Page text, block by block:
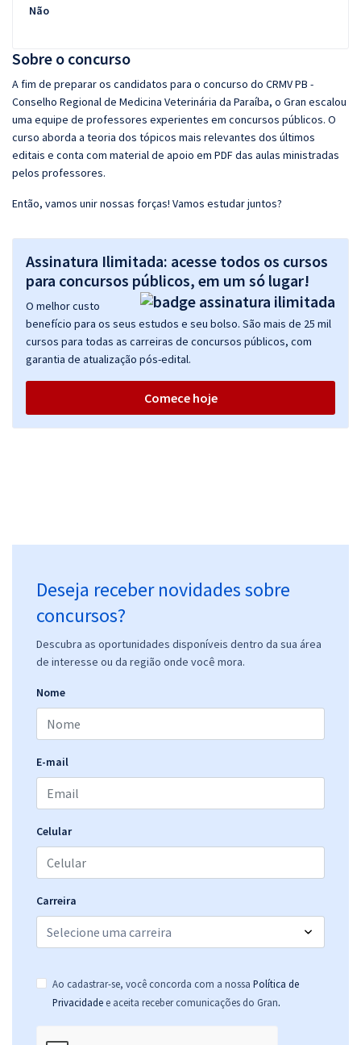
Sobre o concurso
A fim de preparar os candidatos para o concurso do CRMV PB -
Conselho Regional de Medicina Veterinária da Paraíba, o Gran escalou
uma equipe de professores experientes em concursos públicos. O
curso aborda a teoria dos tópicos mais relevantes dos últimos
editais e conta com material de apoio em PDF das aulas ministradas
pelos professores.
Então, vamos unir nossas forças! Vamos estudar juntos?
Assinatura Ilimitada: acesse todos os cursos
para concursos públicos, em um só lugar!
O melhor custo
benefício para os seus estudos e seu bolso. São mais de 25 mil
cursos para todas as carreiras de concursos públicos, com
garantia de atualização pós-edital.
Comece hoje
Deseja receber novidades sobre
concursos?
Descubra as oportunidades disponíveis dentro da sua área
de interesse ou da região onde você mora.
Nome
E-mail
Celular
Carreira
Ao cadastrar-se, você concorda com a nossa Política de
Privacidade e aceita receber comunicações do Gran.
Não